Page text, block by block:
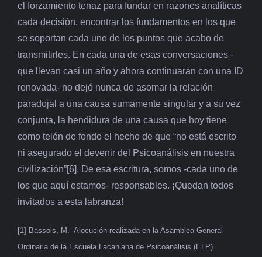
el forzamiento tenaz para fundar en razones analíticas
cada decisión, encontrar los fundamentos en los que
se soportan cada uno de los puntos que acabo de
transmitirles. En cada una de esas conversaciones -
que llevan casi un año y ahora continuarán con una ID
renovada- no dejó nunca de asomar la relación
paradojal a una causa sumamente singular y a su vez
conjunta, la hendidura de una causa que hoy tiene
como telón de fondo el hecho de que “no está escrito
ni asegurado el devenir del Psicoanálisis en nuestra
civilización”[6]. De esa escritura, somos -cada uno de
los que aquí estamos- responsables. ¡Quedan todos
invitados a esta labranza!
[1] Bassols, M. Alocución realizada en la Asamblea General
Ordinaria de la Escuela Lacaniana de Psicoanálisis (ELP)